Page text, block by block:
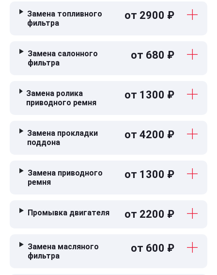
Замена топливного
фильтра
от 2900 ₽
Замена салонного
фильтра
от 680 ₽
Замена ролика
приводного ремня
от 1300 ₽
Замена прокладки
поддона
от 4200 ₽
Замена приводного
ремня
от 1300 ₽
Промывка двигателя от 2200 ₽
Замена масляного
фильтра
от 600 ₽